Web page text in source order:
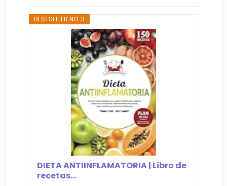
BESTSELLER NO. 3
DIETA ANTIINFLAMATORIA | Libro de
recetas...